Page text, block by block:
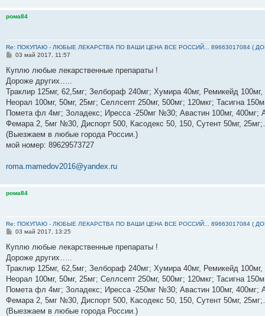
рома84
Re: ПОКУПАЮ - ЛЮБЫЕ ЛЕКАРСТВА ПО ВАШИ ЦЕНА ВСЕ РОССИЙ... 89663017084 (
С
о
б
щ
е
и
е
03 май 2017, 11:57
Куплю любые лекарственные препараты !
Дороже других…..
Траклир 125мг, 62,5мг; Зелбораф 240мг; Хумира 40мг, Ремикейд
Неорал 100мг, 50мг, 25мг; Селлсепт 250мг, 500мг; 120мкг; Тасигна
Помета фл 4мг; Золадекс; Иресса -250мг №30; Авастин 100мг, 400мг;
Фемара 2, 5мг №30, Диспорт 500, Касодекс 50, 150, Сутент 50мг,
(Выезжаем в любые города России.)
мой номер: ‪89629573727‬
roma.mamedov2016@yandex.ru
рома84
Re: ПОКУПАЮ - ЛЮБЫЕ ЛЕКАРСТВА ПО ВАШИ ЦЕНА ВСЕ РОССИЙ... 89663017084 (
С
о
б
щ
е
и
е
03 май 2017, 13:25
Куплю любые лекарственные препараты !
Дороже других…..
Траклир 125мг, 62,5мг; Зелбораф 240мг; Хумира 40мг, Ремикейд
Неорал 100мг, 50мг, 25мг; Селлсепт 250мг, 500мг; 120мкг; Тасигна
Помета фл 4мг; Золадекс; Иресса -250мг №30; Авастин 100мг, 400мг;
Фемара 2, 5мг №30, Диспорт 500, Касодекс 50, 150, Сутент 50мг,
(Выезжаем в любые города России.)